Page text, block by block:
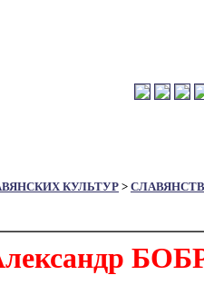
КУЛЬТУР >